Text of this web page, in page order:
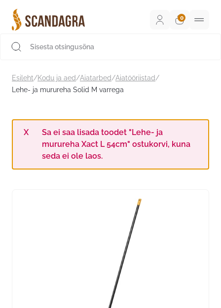
sisu
juurde
Esileht/Kodu ja aed/Aiatarbed/Aiatööriistad/
Lehe- ja murureha Solid M varrega
Sa ei saa lisada toodet "Lehe- ja
murureha Xact L 54cm" ostukorvi, kuna
seda ei ole laos.